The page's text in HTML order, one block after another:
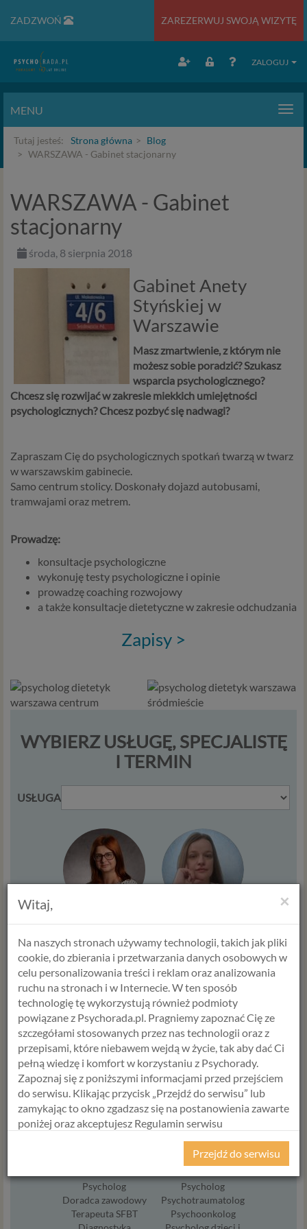
ZADZWOŃ ZAREZERWUJ SWOJĄ WIZYTĘ
ZALOGUJ
MENU
Tutaj jesteś: Strona główna
Blog
WARSZAWA - Gabinet stacjonarny
WARSZAWA - Gabinet
stacjonarny
środa, 8 sierpnia 2018
Gabinet Anety
Styńskiej w
Warszawie
Masz zmartwienie, z którym nie
możesz sobie poradzić? Szukasz
wsparcia psychologicznego?
Chcesz się rozwijać w zakresie miekkich umiejętności
psychologicznych? Chcesz pozbyć się nadwagi?
Zapraszam Cię do psychologicznych spotkań twarzą w twarz
w warszawskim gabinecie.
Samo centrum stolicy. Doskonały dojazd autobusami,
tramwajami oraz metrem.
Prowadzę:
konsultacje psychologiczne
wykonuję testy psychologiczne i opinie
prowadzę coaching rozwojowy
a także konsultacje dietetyczne w zakresie odchudzania
Zapisy >
WYBIERZ USŁUGĘ, SPECJALISTĘ
I TERMIN
USŁUGA
ANETA STYŃSKA
Psycholog
Psychoterapeuta
Terapeuta par
Diagnostyka
Trener żywienia
Umów termin
ANNA JABŁOŃSKA
Psycholog
Seksuolog
Psycholog dziecięcy
Terapeuta
środowiskowy
Umów termin
Psycholog
Doradca zawodowy
Terapeuta SFBT
HANNA
ŚWIERCZEWSKA
Psycholog
Psychotraumatolog
Psychoonkolog
×
Witaj,
Na naszych stronach używamy technologii, takich jak pliki
cookie, do zbierania i przetwarzania danych osobowych w
celu personalizowania treści i reklam oraz analizowania
ruchu na stronach i w Internecie. W ten sposób
technologię tę wykorzystują również podmioty
powiązane z Psychorada.pl. Pragniemy zapoznać Cię ze
szczegółami stosowanych przez nas technologii oraz z
przepisami, które niebawem wejdą w życie, tak aby dać Ci
pełną wiedzę i komfort w korzystaniu z Psychorady.
Zapoznaj się z poniższymi informacjami przed przejściem
do serwisu. Klikając przycisk „Przejdź do serwisu” lub
zamykając to okno zgadzasz się na postanowienia zawarte
poniżej oraz akceptujesz Regulamin serwisu
Psychorada.pl i Politykę Prywatności.
Z dniem 25 maja 2018 r. rozpoczyna obowiązywanie
Rozporządzenie Parlamentu Europejskiego i Rady (UE)
2016/679 z dnia 27 kwietnia 2016 r. w sprawie ochrony
Przejdź do serwisu